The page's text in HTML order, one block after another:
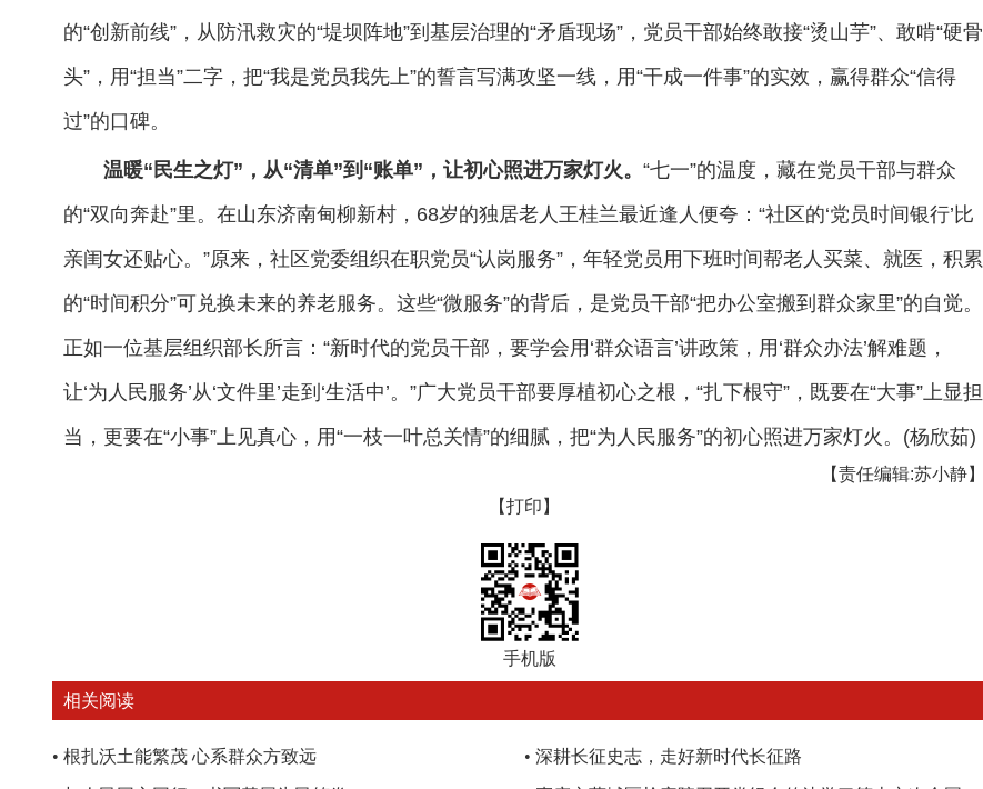
的“创新前线”，从防汛救灾的“堤坝阵地”到基层治理的“矛盾现场”，党员干部始终敢接“烫山芋”、敢啃“硬骨
头”，用“担当”二字，把“我是党员我先上”的誓言写满攻坚一线，用“干成一件事”的实效，赢得群众“信得
过”的口碑。
温暖“民生之灯”，从“清单”到“账单”，让初心照进万家灯火。 “七一”的温度，藏在党员干部与群众
的“双向奔赴”里。在山东济南甸柳新村，68岁的独居老人王桂兰最近逢人便夸：“社区的‘党员时间银行’比
亲闺女还贴心。”原来，社区党委组织在职党员“认岗服务”，年轻党员用下班时间帮老人买菜、就医，积累
的“时间积分”可兑换未来的养老服务。这些“微服务”的背后，是党员干部“把办公室搬到群众家里”的自觉。
正如一位基层组织部长所言：“新时代的党员干部，要学会用‘群众语言’讲政策，用‘群众办法’解难题，
让‘为人民服务’从‘文件里’走到‘生活中’。”广大党员干部要厚植初心之根，“扎下根守”，既要在“大事”上显担
当，更要在“小事”上见真心，用“一枝一叶总关情”的细腻，把“为人民服务”的初心照进万家灯火。(杨欣茹)
【责任编辑:苏小静】
【打印】
手机版
相关阅读
• 根扎沃土能繁茂 心系群众方致远 • 深耕长征史志，走好新时代长征路